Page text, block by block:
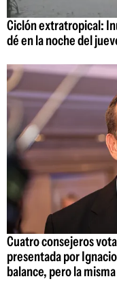
Ciclón extratropical:
dé en la noche del
Cuatro consejeros
presentada por
balance, pero la